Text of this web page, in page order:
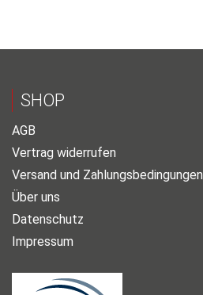
SHOP
AGB
Vertrag widerrufen
Versand und Zahlungsbedingungen
Über uns
Datenschutz
Impressum